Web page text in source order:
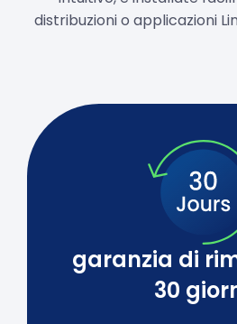
distribuzioni o applicazioni
garanzia di
30